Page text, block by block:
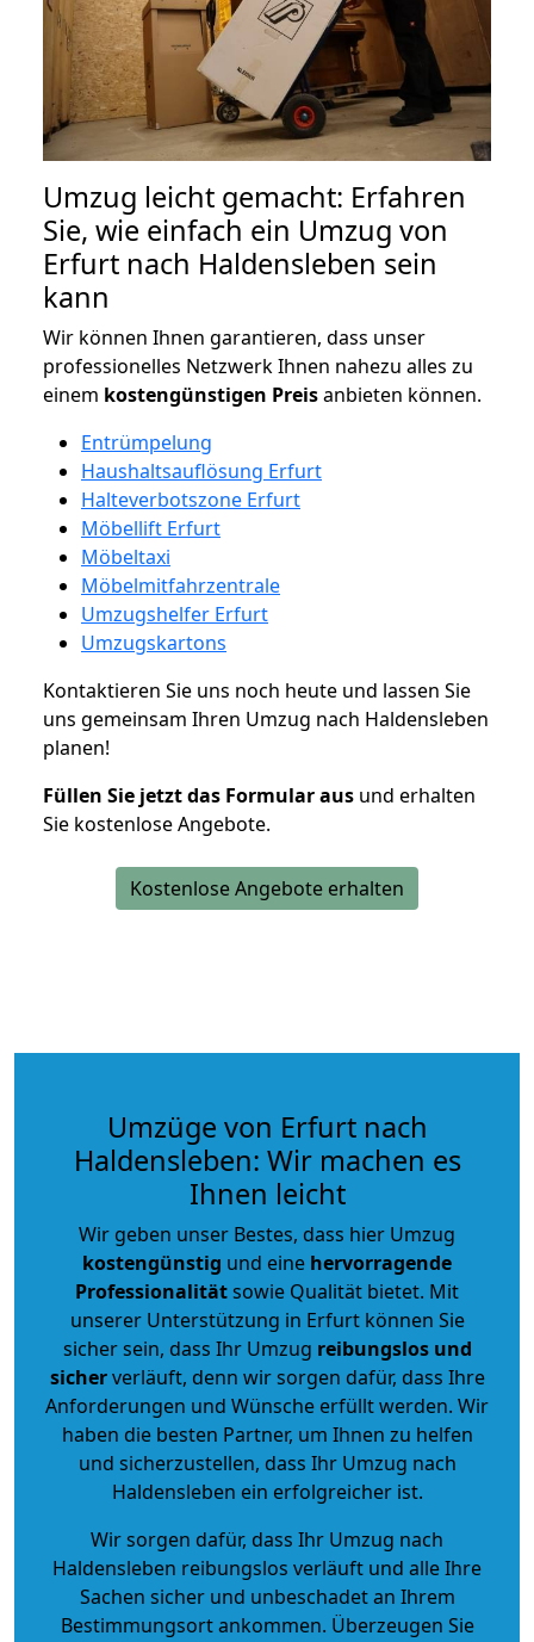
Umzug leicht gemacht: Erfahren
Sie, wie einfach ein Umzug von
Erfurt nach Haldensleben sein
kann
Wir können Ihnen garantieren, dass unser
professionelles Netzwerk Ihnen nahezu alles zu
einem kostengünstigen Preisanbieten können.
Entrümpelung
Haushaltsauflösung Erfurt
Halteverbotszone Erfurt
Möbellift Erfurt
Möbeltaxi
Möbelmitfahrzentrale
Umzugshelfer Erfurt
Umzugskartons
Kontaktieren Sie uns noch heute und lassen Sie
uns gemeinsam Ihren Umzug nach Haldensleben
planen!
Füllen Sie jetzt das Formular aus und erhalten
Sie kostenlose Angebote.
Kostenlose Angebote erhalten
Umzüge von Erfurt nach
Haldensleben: Wir machen es
Ihnen leicht
Wir geben unser Bestes, dass hier Umzug
kostengünstig und eine hervorragende
Professionalitätsowie Qualität bietet. Mit
unserer Unterstützung in Erfurt können Sie
sicher sein, dass Ihr Umzug reibungslos und
sicherverläuft, denn wir sorgen dafür, dass Ihre
Anforderungen und Wünsche erfüllt werden. Wir
haben die besten Partner, um Ihnen zu helfen
und sicherzustellen, dass Ihr Umzug nach
Haldensleben ein erfolgreicher ist.
Wir sorgen dafür, dass Ihr Umzug nach
Haldensleben reibungslos verläuft und alle Ihre
Sachen sicher und unbeschadet an Ihrem
Bestimmungsort ankommen. Überzeugen Sie